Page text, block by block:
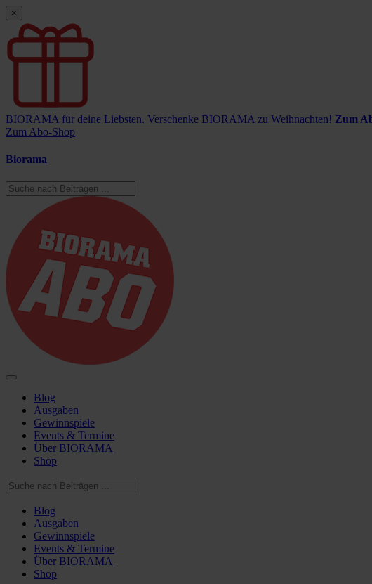
×
BIORAMA für deine Liebsten. Verschenke BIORAMA zu Weihnachten! Zum
Zum Abo-Shop
Biorama
Blog
Ausgaben
Gewinnspiele
Events & Termine
Über BIORAMA
Shop
Blog
Ausgaben
Gewinnspiele
Events & Termine
Über BIORAMA
Shop